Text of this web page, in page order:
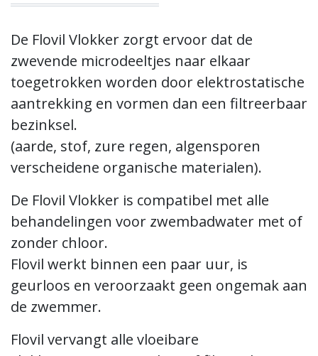
De Flovil Vlokker zorgt ervoor dat de
zwevende microdeeltjes naar elkaar
toegetrokken worden door elektrostatische
aantrekking en vormen dan een filtreerbaar
bezinksel.
(aarde, stof, zure regen, algensporen
verscheidene organische materialen).
De Flovil Vlokker is compatibel met alle
behandelingen voor zwembadwater met of
zonder chloor.
Flovil werkt binnen een paar uur, is
geurloos en veroorzaakt geen ongemak aan
de zwemmer.
Flovil vervangt alle vloeibare